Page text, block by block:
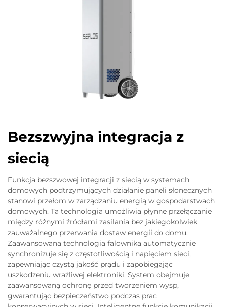
Bezszwyjna integracja z
siecią
Funkcja bezszwowej integracji z siecią w systemach
domowych podtrzymujących działanie paneli słonecznych
stanowi przełom w zarządzaniu energią w gospodarstwach
domowych. Ta technologia umożliwia płynne przełączanie
między różnymi źródłami zasilania bez jakiegokolwiek
zauważalnego przerwania dostaw energii do domu.
Zaawansowana technologia falownika automatycznie
synchronizuje się z częstotliwością i napięciem sieci,
zapewniając czystą jakość prądu i zapobiegając
uszkodzeniu wrażliwej elektroniki. System obejmuje
zaawansowaną ochronę przed tworzeniem wysp,
gwarantując bezpieczeństwo podczas prac